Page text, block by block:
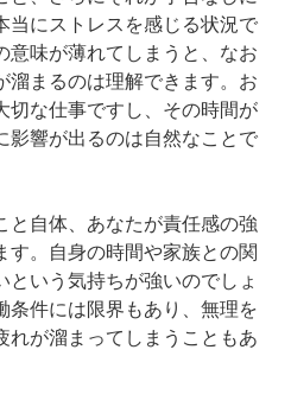
当にストレスを感じる状況で
意味が薄れてしまうと、なお
溜まるのは理解できます。お
切な仕事ですし、その時間が
影響が出るのは自然なことで
と自体、あなたが責任感の強
す。自身の時間や家族との関
いう気持ちが強いのでしょ
条件には限界もあり、無理を
れが溜まってしまうこともあ